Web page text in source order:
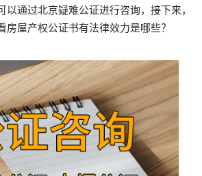
通过北京疑难公证进行咨询，接下来，
房屋产权公证书有法律效力是哪些？